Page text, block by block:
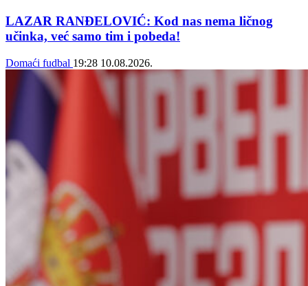
LAZAR RANĐELOVIĆ: Kod nas nema ličnog
učinka, već samo tim i pobeda!
Domaći fudbal 19:28 10.08.2026.